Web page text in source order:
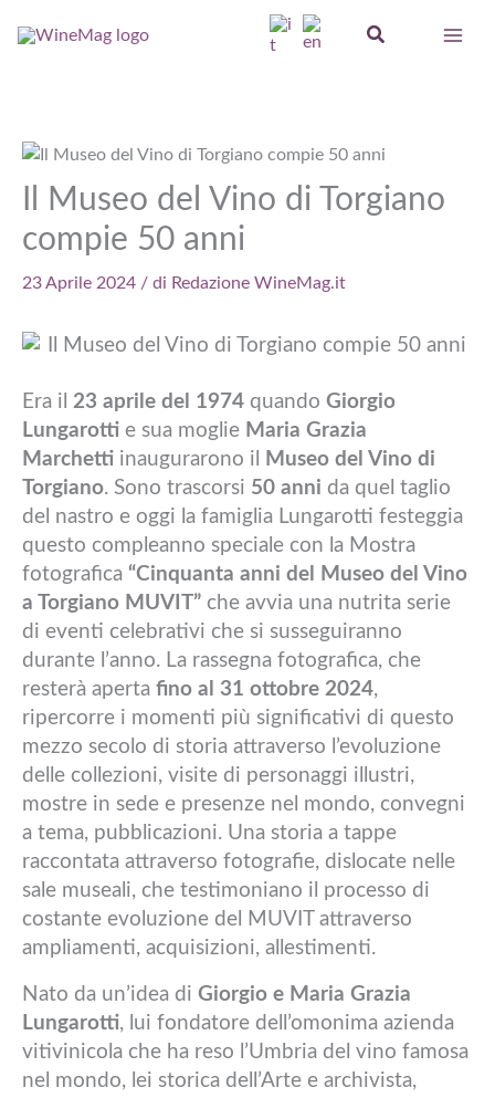
Cerca
Il Museo del Vino di Torgiano
compie 50 anni
23 Aprile 2024 / di Redazione WineMag.it
Era il 23 aprile del 1974 quando Giorgio
Lungarotti e sua moglie Maria Grazia
Marchetti inaugurarono il
Museo del Vino di
Torgiano. Sono trascorsi 50 anni da quel taglio
del nastro e oggi la famiglia Lungarotti festeggia
questo compleanno speciale con la Mostra
fotografica “Cinquanta anni del Museo del Vino
a Torgiano MUVIT” che avvia una nutrita serie
di eventi celebrativi che si susseguiranno
durante l’anno. La rassegna fotografica, che
resterà aperta fino al 31 ottobre 2024,
ripercorre i momenti più significativi di questo
mezzo secolo di storia attraverso l’evoluzione
delle collezioni, visite di personaggi illustri,
mostre in sede e presenze nel mondo, convegni
a tema, pubblicazioni. Una storia a tappe
raccontata attraverso fotografie, dislocate nelle
sale museali, che testimoniano il processo di
costante evoluzione del MUVIT attraverso
ampliamenti, acquisizioni, allestimenti.
Nato da un’idea di Giorgio e Maria Grazia
Lungarotti, lui fondatore dell’omonima azienda
vitivinicola che ha reso l’Umbria del vino famosa
nel mondo, lei storica dell’Arte e archivista,